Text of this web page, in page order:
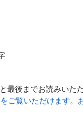
最後までお読みいただ
ご覧いただけます。